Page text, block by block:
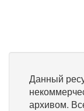
Данный
архивом.